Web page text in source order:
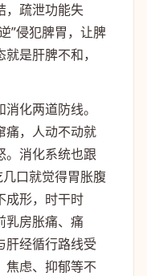
，疏泄功能失
”侵犯脾胃，让脾
是肝脾不和，
化两道防线。
痛，人动不动就
。消化系统也跟
口就觉得胃胀腹
成形，时干时
乳房胀痛、痛
肝经循行路线受
焦虑、抑郁等不